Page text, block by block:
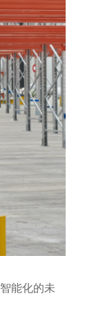
能化的未